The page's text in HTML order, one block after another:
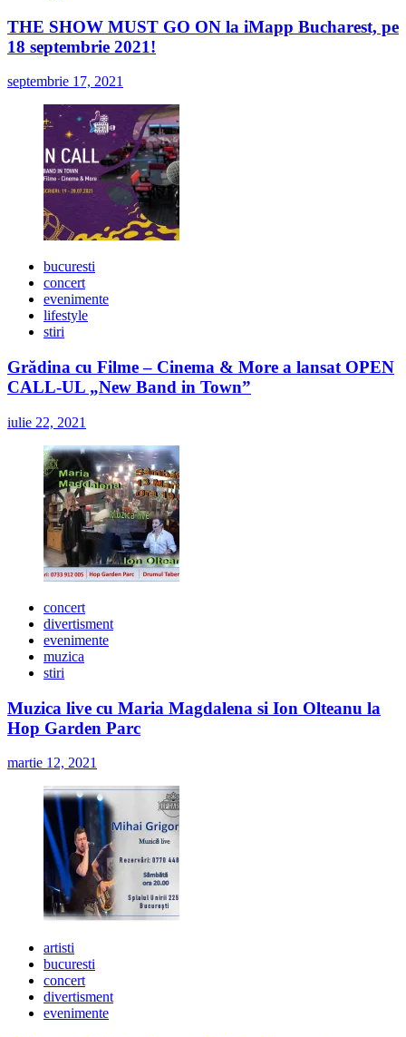
THE SHOW MUST GO ON la iMapp Bucharest, pe
18 septembrie 2021!
septembrie 17, 2021
bucuresti
concert
evenimente
lifestyle
stiri
Grădina cu Filme – Cinema & More a lansat OPEN
CALL-UL „New Band in Town”
iulie 22, 2021
concert
divertisment
evenimente
muzica
stiri
Muzica live cu Maria Magdalena si Ion Olteanu la
Hop Garden Parc
martie 12, 2021
artisti
bucuresti
concert
divertisment
evenimente